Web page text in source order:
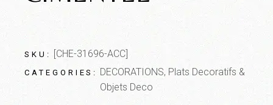
SKU: [CHE-31696-ACC]
CATEGORIES: DECORATIONS, Plats Decoratifs &
Objets Deco